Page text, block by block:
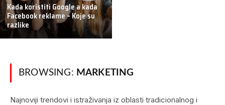
Kada koristiti Google a kada
Facebook reklame – Koje su
razlike
BROWSING: MARKETING
Najnoviji trendovi i istraživanja iz oblasti tradicionalnog i